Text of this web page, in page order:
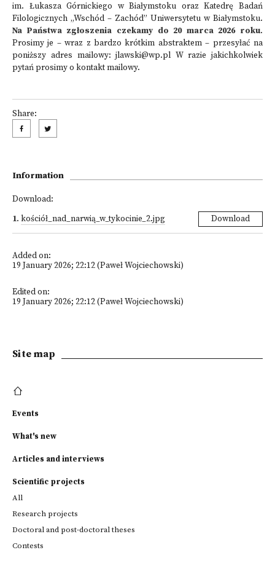
im. Łukasza Górnickiego w Białymstoku oraz Katedrę Badań
Filologicznych „Wschód – Zachód” Uniwersytetu w Białymstoku.
Na Państwa zgłoszenia czekamy do 20 marca 2026 roku.
Prosimy je – wraz z bardzo krótkim abstraktem – przesyłać na
poniższy adres mailowy: jlawski@wp.pl W razie jakichkolwiek
pytań prosimy o kontakt mailowy.
Share:
Information
Download:
1. kościół_nad_narwią_w_tykocinie_2.jpg Download
Added on:
19 January 2026; 22:12 (Paweł Wojciechowski)
Edited on:
19 January 2026; 22:12 (Paweł Wojciechowski)
Site map
Events
What's new
Articles and interviews
Scientific projects
All
Research projects
Doctoral and post-doctoral theses
Contests